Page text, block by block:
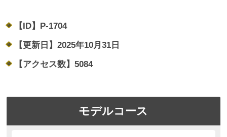
【ID】 P-1704
【更新日】 2025年10月31日
【アクセス数】 5084
モデルコース